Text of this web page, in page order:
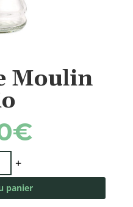
Moulin
€
+
panier